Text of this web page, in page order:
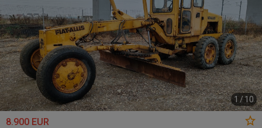
1 /10
8.900 EUR